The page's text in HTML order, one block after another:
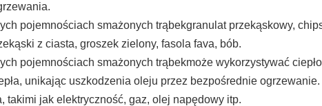
pojemnościach smażonych trąbekgranulat przekąskowy,
z ciasta, groszek zielony, fasola fava, bób.
pojemnościach smażonych trąbekmoże wykorzystywać
unikając uszkodzenia oleju przez bezpośrednie ogrzewanie.
jak elektryczność, gaz, olej napędowy itp.